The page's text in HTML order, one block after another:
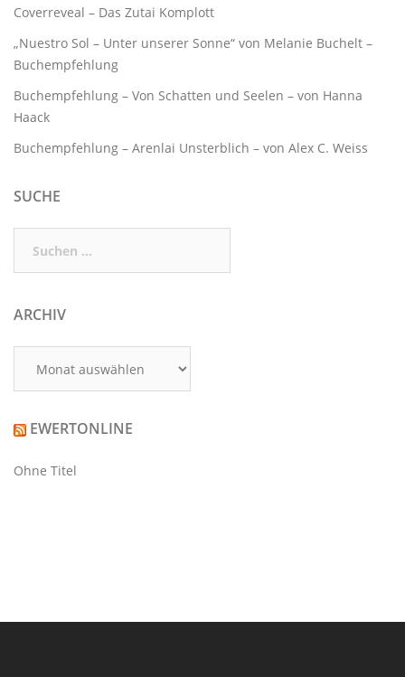
Coverreveal – Das Zutai Komplott
„Nuestro Sol – Unter unserer Sonne“ von Melanie Buchelt –
Buchempfehlung
Buchempfehlung – Von Schatten und Seelen – von Hanna
Haack
Buchempfehlung – Arenlai Unsterblich – von Alex C. Weiss
SUCHE
nach:
ARCHIV
EWERTONLINE
Ohne Titel